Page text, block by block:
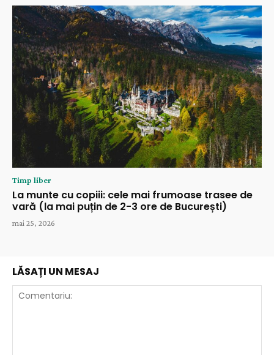
Timp liber
La munte cu copiii: cele mai frumoase trasee de
vară (la mai puțin de 2-3 ore de București)
mai 25, 2026
LĂSAȚI UN MESAJ